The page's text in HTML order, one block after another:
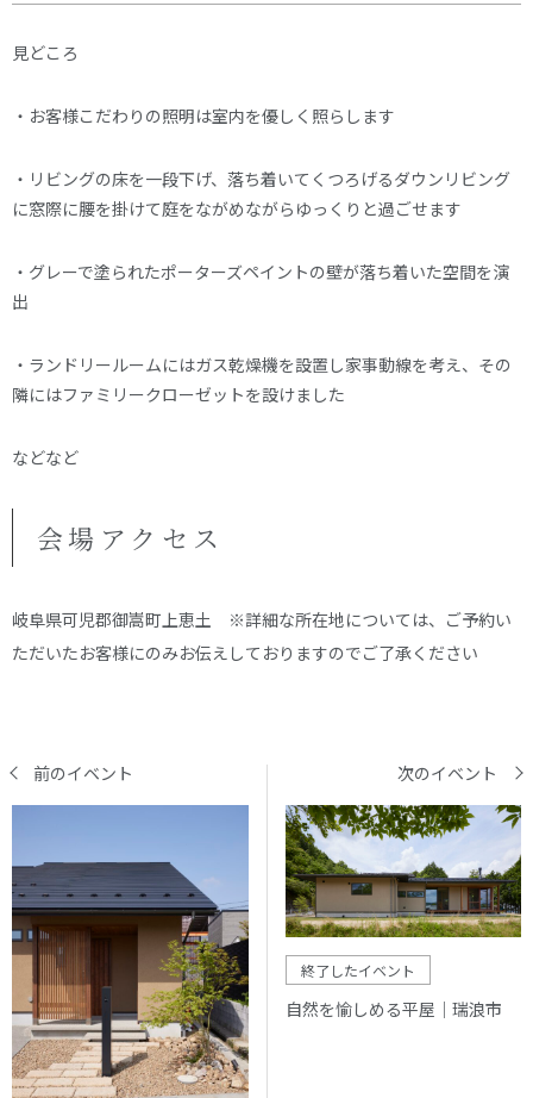
見どころ
・お客様こだわりの照明は室内を優しく照らします
・リビングの床を一段下げ、落ち着いてくつろげるダウンリビング
に窓際に腰を掛けて庭をながめながらゆっくりと過ごせます
・グレーで塗られたポーターズペイントの壁が落ち着いた空間を演
出
・ランドリールームにはガス乾燥機を設置し家事動線を考え、その
隣にはファミリークローゼットを設けました
などなど
会場アクセス
岐阜県可児郡御嵩町上恵土 ※詳細な所在地については、ご予約い
ただいたお客様にのみお伝えしておりますのでご了承ください
前のイベント 次のイベント
終了したイベント
自然を愉しめる平屋｜瑞浪市